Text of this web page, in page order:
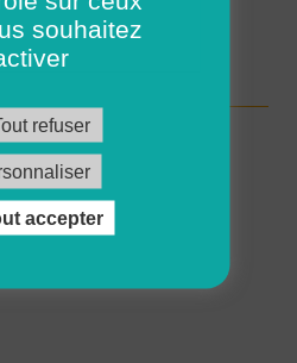
été -
Porspoder/Landunvez
souhaitez
refuser
accepter